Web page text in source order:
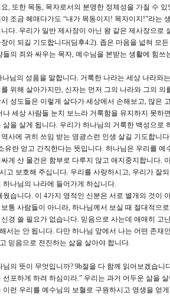
, 또한 목동, 목자로서의 분명한 정체성을 가질 수
조금 헤매다가도 “내가 목동이지! 목자이지!”라는
다. 우리가 일반 제사장이 아닌 왕 같은 제사장으로
이 되길 기도합니다(딤후4:2). 좁은 마음을 넓혀 모
의 죄와 싸우는 목자, 예수님을 본받는 생활에 힘
나님의 성품을 말합니다. 거룩한 나라는 세상 나라와
위해 살아가지만, 신자는 먼저 그의 나라와 그의
성도들은 이렇게 살다가 세상에서 손해보고, 많은
세상 사람들 눈치 보느라 거룩함을 유지하지 못하
을 살게 됩니다. 우리가 하나님의 거룩한 백성으로
사에 귀히 쓰임 받는 영광스런 인생 살길 기도합니다.
유란 얻고 간직한다는 뜻입니다. 하나님은 우리를
게 산 물건은 함부로 다루지 않고 애지중지합니다.
고 보호해 주십니다. 우리를 사랑하시고, 우리가 잘
나님의 나라에 들어가게 하십니다.
습니다. 이 4가지 영적인 신분은 서로 별개의 것이
통 사람들이 아니라, 하나님께서 보실 때 절대적으
경 쓸 필요가 없습니다. 믿음으로 사는데 애매히 고
서는 안 됩니다. 다만 하나님 앞에서 나는 어떤 존재
믿음으로 전진하는 삶을 살아야 합니다.
의 뜻이 무엇입니까? 9b절을 다 함께 읽어보겠습
포하게 하려 하심이라.” 우리는 과거 어두운 삶을
런 우리를 예수님의 보혈로 구원하시고 영생을 얻